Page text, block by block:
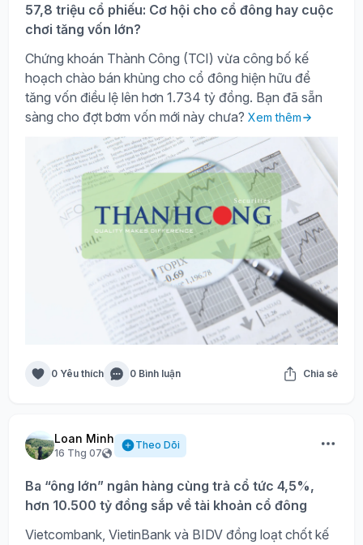
57,8 triệu cổ phiếu: Cơ hội cho cổ đông hay cuộc
chơi tăng vốn lớn?
Chứng khoán Thành Công (TCI) vừa công bố kế
hoạch chào bán khủng cho cổ đông hiện hữu để
tăng vốn điều lệ lên hơn 1.734 tỷ đồng. Bạn đã sẵn
sàng cho đợt bơm vốn mới này chưa? Xem thêm
0 Yêu thích 0 Bình luận Chia sẻ
Loan Minh
16 Thg 07
Theo Dõi
Ba “ông lớn” ngân hàng cùng trả cổ tức 4,5%,
hơn 10.500 tỷ đồng sắp về tài khoản cổ đông
Vietcombank, VietinBank và BIDV đồng loạt chốt kế